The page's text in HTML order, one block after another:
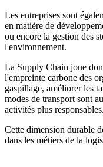
Les entreprises sont
en matière de
ou encore la gestion des
l'environnement.
La Supply Chain joue
l'empreinte carbone des
gaspillage, améliorer les
modes de transport sont
activités plus responsables.
Cette dimension durable
dans les métiers de la